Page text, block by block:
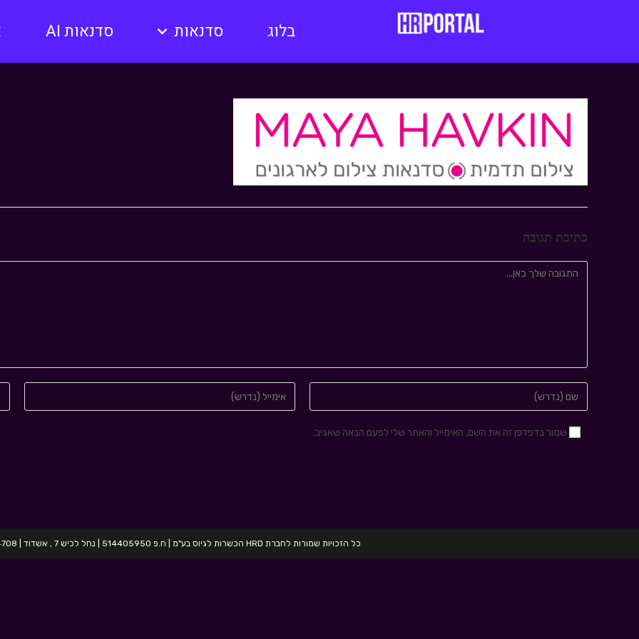
בלוג סדנאות סדנאות AI
כתיבת תגובה
שמור בדפדפן זה את השם, האימייל והאתר שלי לפעם הבאה שאגיב.
כל הזכויות שמורות לחברת HRD הכשרות לגיוס בע"מ | ח.פ 514405950 | נחל לכיש 7 , אשדוד | 054-2424708